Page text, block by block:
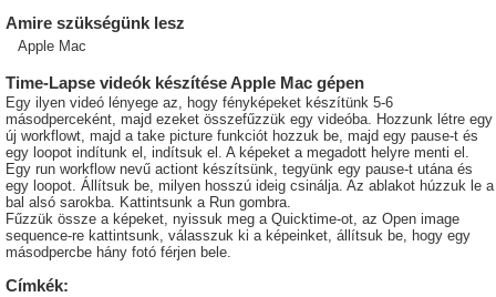
Amire szükségünk lesz
Apple Mac
Time-Lapse videók készítése Apple Mac gépen
Egy ilyen videó lényege az, hogy fényképeket készítünk 5-6
másodperceként, majd ezeket összefűzzük egy videóba. Hozzunk létre egy
új workflowt, majd a take picture funkciót hozzuk be, majd egy pause-t és
egy loopot indítunk el, indítsuk el. A képeket a megadott helyre menti el.
Egy run workflow nevű actiont készítsünk, tegyünk egy pause-t utána és
egy loopot. Állítsuk be, milyen hosszú ideig csinálja. Az ablakot húzzuk le a
bal alsó sarokba. Kattintsunk a Run gombra.
Fűzzük össze a képeket, nyissuk meg a Quicktime-ot, az Open image
sequence-re kattintsunk, válasszuk ki a képeinket, állítsuk be, hogy egy
másodpercbe hány fotó férjen bele.
Címkék: